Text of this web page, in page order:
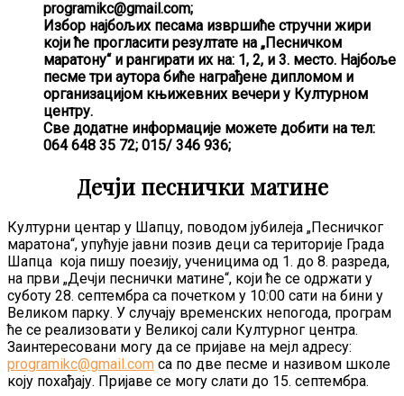
programikc@gmail.com;
Избор најбољих песама извршиће стручни жири
који ће прогласити резултате на „Песничком
маратону“ и рангирати их на: 1, 2, и 3. место. Најбоље
песме три аутора биће награђене дипломом и
организацијом књижевних вечери у Културном
центру.
Све додатне информације можете добити на тел:
064 648 35 72; 015/ 346 936;
Дечји песнички матине
Културни центар у Шапцу, поводом јубилеја „Песничког
маратона“, упућује јавни позив деци са територије Града
Шапца која пишу поезију, ученицима од 1. до 8. разреда,
на први „Дечји песнички матине“, који ће се одржати у
суботу 28. септембра са почетком у 10:00 сати на бини у
Великом парку. У случају временских непогода, програм
ће се реализовати у Великој сали Културног центра.
Заинтересовани могу да се пријаве на мејл адресу:
programikc@gmail.com са по две песме и називом школе
коју похађају. Пријаве се могу слати до 15. септембра.